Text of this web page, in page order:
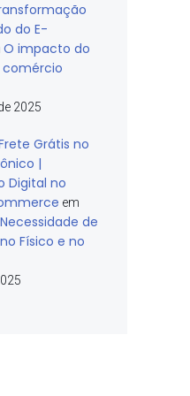
do E-
O impacto do
comércio
2025
Grátis no
|
Digital no
em
de
Físico e no